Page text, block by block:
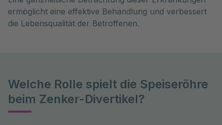
ermöglicht eine effektive Behandlung und verbessert
die Lebensqualität der Betroffenen.
Welche Rolle spielt die Speiseröhre
beim Zenker-Divertikel?